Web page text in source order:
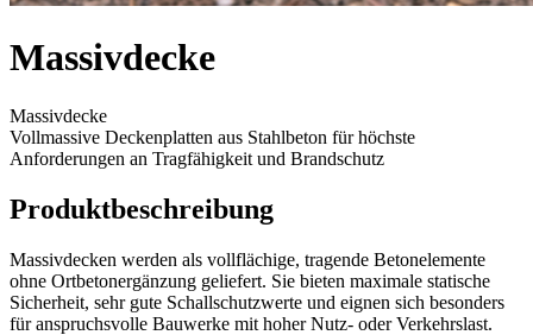
Massivdecke
Massivdecke
Vollmassive Deckenplatten aus Stahlbeton für höchste
Anforderungen an Tragfähigkeit und Brandschutz
Produktbeschreibung
Massivdecken werden als vollflächige, tragende Betonelemente
ohne Ortbetonergänzung geliefert. Sie bieten maximale statische
Sicherheit, sehr gute Schallschutzwerte und eignen sich besonders
für anspruchsvolle Bauwerke mit hoher Nutz- oder Verkehrslast.